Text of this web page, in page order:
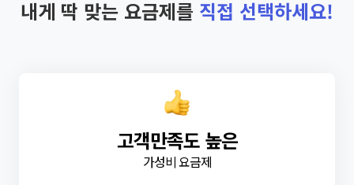
내게 딱 맞는 요금제를 직접 선택하세요!
고객만족도 높은
가성비 요금제